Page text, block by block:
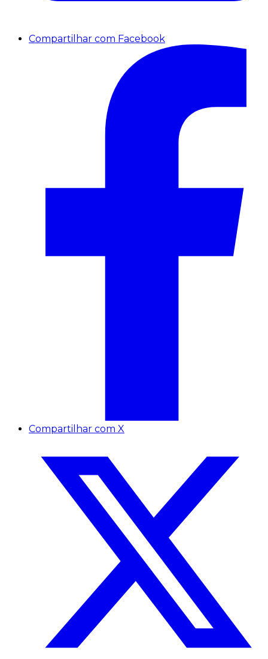
Compartilhar com Facebook
Compartilhar com X